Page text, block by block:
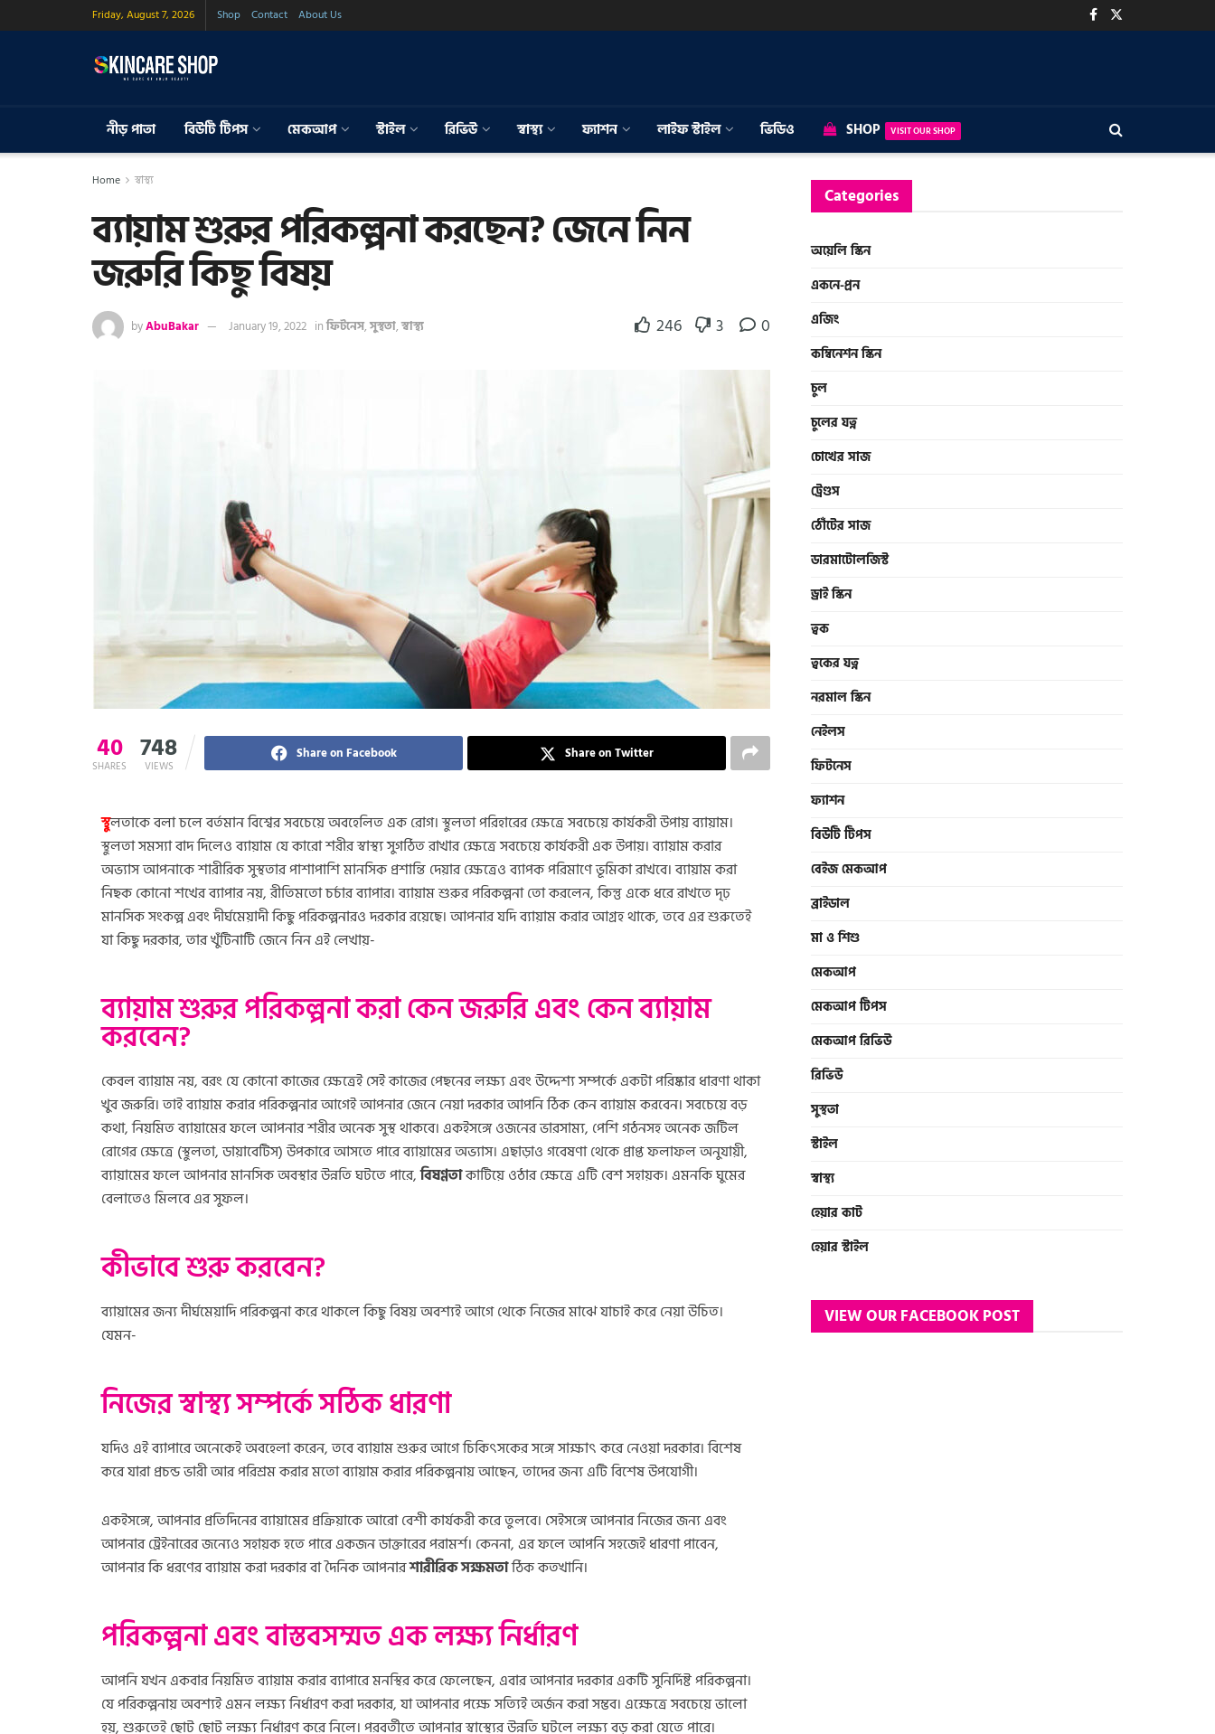
Friday, August 7, 2026 Shop Contact About Us
নীড় পাতা বিউটি টিপস মেকআপ স্টাইল রিভিউ স্বাস্থ্য ফ্যাশন লাইফ স্টাইল ভিডিও SHOP VISIT OUR SHOP
Home স্বাস্থ্য
ব্যায়াম শুরুর পরিকল্পনা করছেন? জেনে নিন
জরুরি কিছু বিষয়
byAbuBakar January 19, 2022 inফিটনেস,সুস্থতা,স্বাস্থ্য 246 3 0
40
SHARES 748
VIEWS
Share on Facebook Share on Twitter
স্থুলতাকে বলা চলে বর্তমান বিশ্বের সবচেয়ে অবহেলিত এক রোগ। স্থুলতা পরিহারের ক্ষেত্রে সবচেয়ে কার্যকরী উপায় ব্যায়াম।
স্থুলতা সমস্যা বাদ দিলেও ব্যায়াম যে কারো শরীর স্বাস্থ্য সুগঠিত রাখার ক্ষেত্রে সবচেয়ে কার্যকরী এক উপায়। ব্যায়াম করার
অভ্যাস আপনাকে শারীরিক সুস্থতার পাশাপাশি মানসিক প্রশান্তি দেয়ার ক্ষেত্রেও ব্যাপক পরিমাণে ভূমিকা রাখবে। ব্যায়াম করা
নিছক কোনো শখের ব্যাপার নয়, রীতিমতো চর্চার ব্যাপার। ব্যায়াম শুরুর পরিকল্পনা তো করলেন, কিন্তু একে ধরে রাখতে দৃঢ়
মানসিক সংকল্প এবং দীর্ঘমেয়াদী কিছু পরিকল্পনারও দরকার রয়েছে। আপনার যদি ব্যায়াম করার আগ্রহ থাকে, তবে এর শুরুতেই
যা কিছু দরকার, তার খুঁটিনাটি জেনে নিন এই লেখায়-
ব্যায়াম শুরুর পরিকল্পনা করা কেন জরুরি এবং কেন ব্যায়াম
করবেন?
কেবল ব্যায়াম নয়, বরং যে কোনো কাজের ক্ষেত্রেই সেই কাজের পেছনের লক্ষ্য এবং উদ্দেশ্য সম্পর্কে একটা পরিষ্কার ধারণা থাকা
খুব জরুরি। তাই ব্যায়াম করার পরিকল্পনার আগেই আপনার জেনে নেয়া দরকার আপনি ঠিক কেন ব্যায়াম করবেন। সবচেয়ে বড়
কথা, নিয়মিত ব্যায়ামের ফলে আপনার শরীর অনেক সুস্থ থাকবে। একইসঙ্গে ওজনের ভারসাম্য, পেশি গঠনসহ অনেক জটিল
রোগের ক্ষেত্রে (স্থুলতা, ডায়াবেটিস) উপকারে আসতে পারে ব্যায়ামের অভ্যাস। এছাড়াও গবেষণা থেকে প্রাপ্ত ফলাফল অনুযায়ী,
ব্যায়ামের ফলে আপনার মানসিক অবস্থার উন্নতি ঘটতে পারে,বিষণ্ণতাকাটিয়ে ওঠার ক্ষেত্রে এটি বেশ সহায়ক। এমনকি ঘুমের
বেলাতেও মিলবে এর সুফল।
কীভাবে শুরু করবেন?
ব্যায়ামের জন্য দীর্ঘমেয়াদি পরিকল্পনা করে থাকলে কিছু বিষয় অবশ্যই আগে থেকে নিজের মাঝে যাচাই করে নেয়া উচিত।
যেমন-
নিজের স্বাস্থ্য সম্পর্কে সঠিক ধারণা
যদিও এই ব্যাপারে অনেকেই অবহেলা করেন, তবে ব্যায়াম শুরুর আগে চিকিৎসকের সঙ্গে সাক্ষাৎ করে নেওয়া দরকার। বিশেষ
করে যারা প্রচন্ড ভারী আর পরিশ্রম করার মতো ব্যায়াম করার পরিকল্পনায় আছেন, তাদের জন্য এটি বিশেষ উপযোগী।
একইসঙ্গে, আপনার প্রতিদিনের ব্যায়ামের প্রক্রিয়াকে আরো বেশী কার্যকরী করে তুলবে। সেইসঙ্গে আপনার নিজের জন্য এবং
আপনার ট্রেইনারের জন্যেও সহায়ক হতে পারে একজন ডাক্তারের পরামর্শ। কেননা, এর ফলে আপনি সহজেই ধারণা পাবেন,
আপনার কি ধরণের ব্যায়াম করা দরকার বা দৈনিক আপনারশারীরিক সক্ষমতাঠিক কতখানি।
পরিকল্পনা এবং বাস্তবসম্মত এক লক্ষ্য নির্ধারণ
আপনি যখন একবার নিয়মিত ব্যায়াম করার ব্যাপারে মনস্থির করে ফেলেছেন, এবার আপনার দরকার একটি সুনির্দিষ্ট পরিকল্পনা।
যে পরিকল্পনায় অবশ্যই এমন লক্ষ্য নির্ধারণ করা দরকার, যা আপনার পক্ষে সত্যিই অর্জন করা সম্ভব। এক্ষেত্রে সবচেয়ে ভালো
হয়, শুরুতেই ছোট ছোট লক্ষ্য নির্ধারণ করে নিলে। পরবর্তীতে আপনার স্বাস্থ্যের উন্নতি ঘটলে লক্ষ্য বড় করা যেতে পারে।
Categories
অয়েলি স্কিন
একনে-প্রন
এজিং
কম্বিনেশন স্কিন
চুল
চুলের যত্ন
চোখের সাজ
ট্রেণ্ডস
ঠোঁটের সাজ
ডারমাটোলজিস্ট
ড্রাই স্কিন
ত্বক
ত্বকের যত্ন
নরমাল স্কিন
নেইলস
ফিটনেস
ফ্যাশন
বিউটি টিপস
বেইজ মেকআপ
ব্রাইডাল
মা ও শিশু
মেকআপ
মেকআপ টিপস
মেকআপ রিভিউ
রিভিউ
সুস্থতা
স্টাইল
স্বাস্থ্য
হেয়ার কাট
হেয়ার স্টাইল
VIEW OUR FACEBOOK POST